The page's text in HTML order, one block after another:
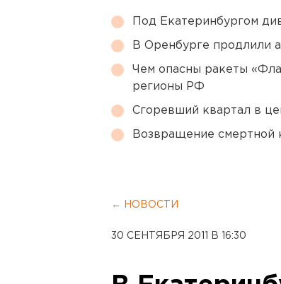
Под Екатеринбургом
В Оренбурге продлили
Чем опасны ракеты
регионы РФ
Сгоревший квартал в
Возвращение смертной
← НОВОСТИ
30 СЕНТЯБРЯ 2011 В 16:30